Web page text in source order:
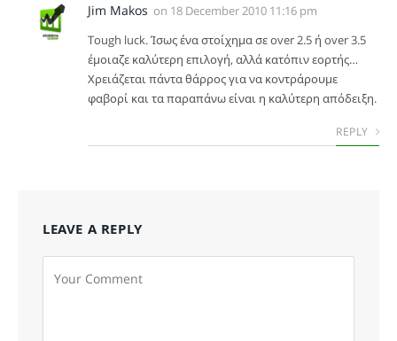
Jim Makos on 18 December 2010 11:16 pm
Tough luck. Ίσως ένα στοίχημα σε over 2.5 ή over 3.5
έμοιαζε καλύτερη επιλογή, αλλά κατόπιν εορτής…
Χρειάζεται πάντα θάρρος για να κοντράρουμε
φαβορί και τα παραπάνω είναι η καλύτερη απόδειξη.
REPLY
LEAVE A REPLY